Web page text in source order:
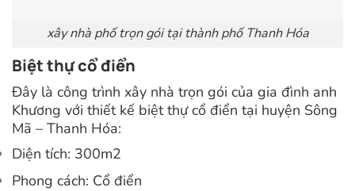
xây nhà phố trọn gói tại thành phố Thanh Hóa
Biệt thự cổ điển
Đây là công trình xây nhà trọn gói của gia đình anh
Khương với thiết kế biệt thự cổ điển tại huyện Sông
Mã – Thanh Hóa:
Diện tích: 300m2
Phong cách: Cổ điển